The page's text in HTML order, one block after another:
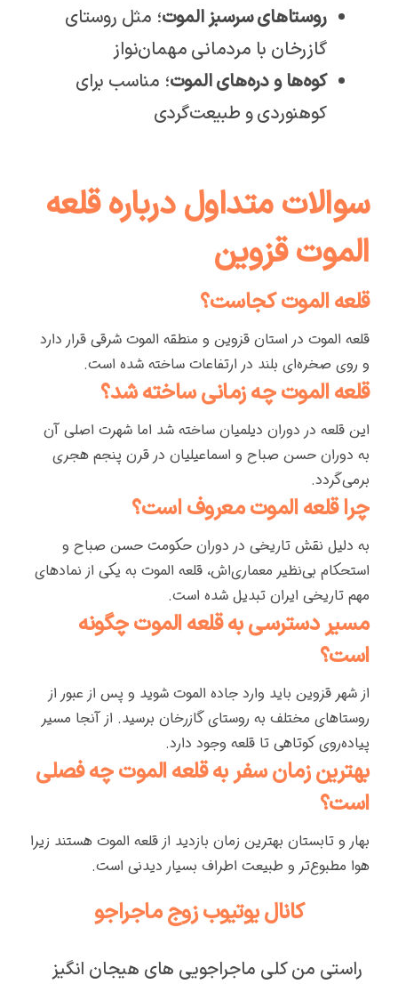
روستاهای سرسبز الموت؛ مثل روستای
گازرخان با مردمانی مهمان‌نواز
کوه‌ها و دره‌های الموت؛ مناسب برای
کوهنوردی و طبیعت‌گردی
سوالات متداول درباره قلعه
الموت قزوین
قلعه الموت کجاست؟
قلعه الموت در استان قزوین و منطقه الموت شرقی قرار دارد
و روی صخره‌ای بلند در ارتفاعات ساخته شده است.
قلعه الموت چه زمانی ساخته شد؟
این قلعه در دوران دیلمیان ساخته شد اما شهرت اصلی آن
به دوران حسن صباح و اسماعیلیان در قرن پنجم هجری
برمی‌گردد.
چرا قلعه الموت معروف است؟
به دلیل نقش تاریخی در دوران حکومت حسن صباح و
استحکام بی‌نظیر معماری‌اش، قلعه الموت به یکی از نمادهای
مهم تاریخی ایران تبدیل شده است.
مسیر دسترسی به قلعه الموت چگونه
است؟
از شهر قزوین باید وارد جاده الموت شوید و پس از عبور از
روستاهای مختلف به روستای گازرخان برسید. از آنجا مسیر
پیاده‌روی کوتاهی تا قلعه وجود دارد.
بهترین زمان سفر به قلعه الموت چه فصلی
است؟
بهار و تابستان بهترین زمان بازدید از قلعه الموت هستند زیرا
هوا مطبوع‌تر و طبیعت اطراف بسیار دیدنی است.
کانال یوتیوب زوج ماجراجو
راستی من کلی ماجراجویی های هیجان انگیز